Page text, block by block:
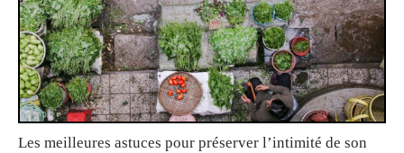
Les meilleures astuces pour préserver l’intimité de son